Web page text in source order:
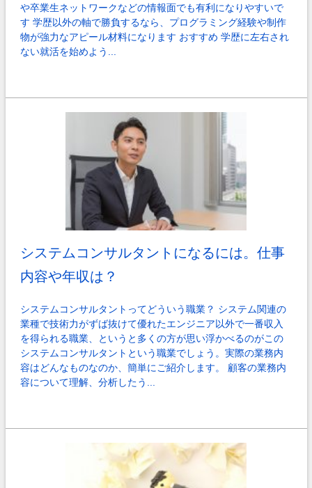
や卒業生ネットワークなどの情報面でも有利になりやすいで
す 学歴以外の軸で勝負するなら、プログラミング経験や制作
物が強力なアピール材料になります おすすめ 学歴に左右され
ない就活を始めよう...
システムコンサルタントになるには。仕事
内容や年収は？
システムコンサルタントってどういう職業？ システム関連の
業種で技術力がずば抜けて優れたエンジニア以外で一番収入
を得られる職業、というと多くの方が思い浮かべるのがこの
システムコンサルタントという職業でしょう。実際の業務内
容はどんなものなのか、簡単にご紹介します。 顧客の業務内
容について理解、分析したう...